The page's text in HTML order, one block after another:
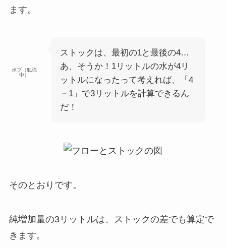
ます。
ボブ（勉強
中）
ストックは、最初の1と最後の4…
あ、そうか！1リットルの水が4リ
ットルになったって考えれば、「4
－1」で3リットルを計算できるん
だ！
そのとおりです。
純増加量の3リットルは、ストックの差でも算定で
きます。